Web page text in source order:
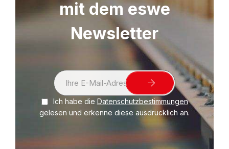
mit dem eswe
Newsletter
Ich habe die Datenschutzbestimmungen
gelesen und erkenne diese ausdrücklich an.